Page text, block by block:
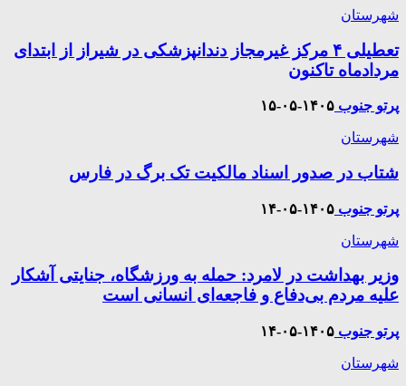
شهرستان
تعطیلی ۴ مرکز غیرمجاز دندانپزشکی در شیراز از ابتدای
مردادماه تاکنون
پرتو جنوب ۱۴۰۵-۰۵-۱۵
شهرستان
شتاب در صدور اسناد مالکیت تک برگ در فارس
پرتو جنوب ۱۴۰۵-۰۵-۱۴
شهرستان
وزیر بهداشت در لامرد: حمله به ورزشگاه، جنایتی آشکار
علیه مردم بی‌دفاع و فاجعه‌ای انسانی است
پرتو جنوب ۱۴۰۵-۰۵-۱۴
شهرستان